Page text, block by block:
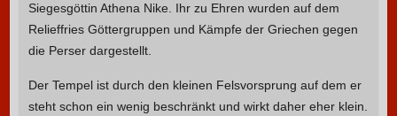
Siegesgöttin Athena Nike. Ihr zu Ehren wurden auf dem
Relieffries Göttergruppen und Kämpfe der Griechen gegen
die Perser dargestellt.
Der Tempel ist durch den kleinen Felsvorsprung auf dem er
steht schon ein wenig beschränkt und wirkt daher eher klein.